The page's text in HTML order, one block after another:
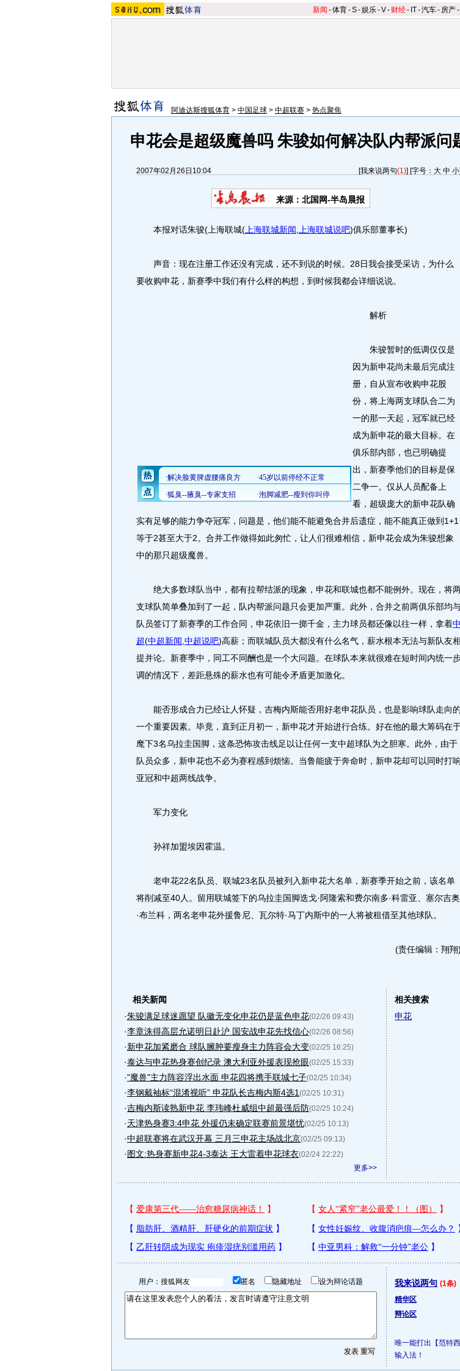
新闻 -体育-S-娱乐-V- 财经- IT-汽车- 房产-
阿迪达斯搜狐体育 > 中国足球 > 中超联赛 > 热点聚焦
申花会是超级魔兽吗 朱骏如何解决队内帮派问
2007年02月26日10:04 [我来说两句(1)] [字号： 大 中 小]
来源：北国网-半岛晨报
本报对话朱骏(上海联城( 上海联城新闻 上海联城说吧)俱乐部董事长)
声音：现在注册工作还没有完成，还不到说的时候。28日我会接受采访，为什么
要收购申花，新赛季中我们有什么样的构想，到时候我都会详细说说。
解析
朱骏暂时的低调仅仅是
因为新申花尚未最后完成注
册，自从宣布收购申花股
份，将上海两支球队合二为
一的那一天起，冠军就已经
成为新申花的最大目标。在
俱乐部内部，也已明确提
出，新赛季他们的目标是保
二争一。仅从人员配备上
看，超级庞大的新申花队确
实有足够的能力争夺冠军，问题是，他们能不能避免合并后遗症，能不能真正做到1+1
等于2甚至大于2。合并工作做得如此匆忙，让人们很难相信，新申花会成为朱骏想象
中的那只超级魔兽。
绝大多数球队当中，都有拉帮结派的现象，申花和联城也都不能例外。现在，将
支球队简单叠加到了一起，队内帮派问题只会更加严重。此外，合并之前两俱乐部均
队员签订了新赛季的工作合同，申花依旧一掷千金，主力球员都还像以往一样，拿着中
超(中超新闻 中超说吧)高薪；而联城队员大都没有什么名气，薪水根本无法与新队友相
提并论。新赛季中，同工不同酬也是一个大问题。在球队本来就很难在短时间内统一
调的情况下，差距悬殊的薪水也有可能令矛盾更加激化。
能否形成合力已经让人怀疑，吉梅内斯能否用好老申花队员，也是影响球队走向的
一个重要因素。毕竟，直到正月初一，新申花才开始进行合练。好在他的最大筹码在
麾下3名乌拉圭国脚，这条恐怖攻击线足以让任何一支中超球队为之胆寒。此外，由于
队员众多，新申花也不必为赛程感到烦恼。当鲁能疲于奔命时，新申花却可以同时打响
亚冠和中超两线战争。
军力变化
孙祥加盟埃因霍温。
老申花22名队员、联城23名队员被列入新申花大名单，新赛季开始之前，该名单
将削减至40人。留用联城签下的乌拉圭国脚迭戈·阿隆索和费尔南多·科雷亚、塞尔吉奥
·布兰科，两名老申花外援鲁尼、瓦尔特·马丁内斯中的一人将被租借至其他球队。
(责任编辑：翔翔)
相关新闻
·朱骏满足球迷愿望 队徽无变化申花仍是蓝色申花(02/26 09:43)
·李章洙得高层允诺明日赴沪 国安战申花先找信心(02/26 08:56)
·新申花加紧磨合 球队臃肿要瘦身主力阵容会大变(02/25 16:25)
·泰达与申花热身赛创纪录 澳大利亚外援表现抢眼(02/25 15:33)
·"魔兽"主力阵容浮出水面 申花四将携手联城七子(02/25 10:34)
·李钢戴袖标“混淆视听” 申花队长吉梅内斯4选1 (02/25 10:31)
·吉梅内斯读熟新申花 李玮峰杜威组中超最强后防(02/25 10:24)
·天津热身赛3:4申花 外援仍未确定联赛前景堪忧(02/25 10:13)
·中超联赛将在武汉开幕 三月三申花主场战北京(02/25 09:13)
·图文:热身赛新申花4-3泰达 王大雷着申花球衣(02/24 22:22)
更多>>
相关搜索
申花
用户： 匿名 隐藏地址 设为辩论话题 我来说两句 (1条)
精华区
辩论区
唯一能打出【范特
输入法！